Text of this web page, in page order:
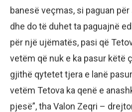
banesë veçmas, si paguan
dhe do të duhet ta paguajnë
për një ujëmatës, pasi që
vetëm që nuk e ka pasur këtë
gjithë qytetet tjera e lanë
vetëm Tetova ka qenë e
pjesë”, tha Valon Zeqri –